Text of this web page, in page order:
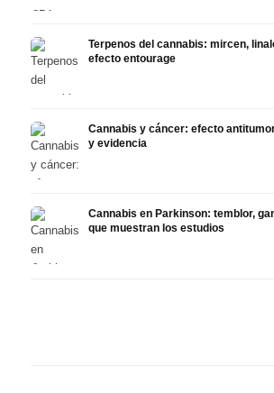
Terpenos del cannabis: mircen,
efecto entourage
Cannabis y cáncer: efecto
y evidencia
Cannabis en Parkinson: temblor,
que muestran los estudios